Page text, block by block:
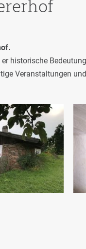
historische
Veranstaltungen